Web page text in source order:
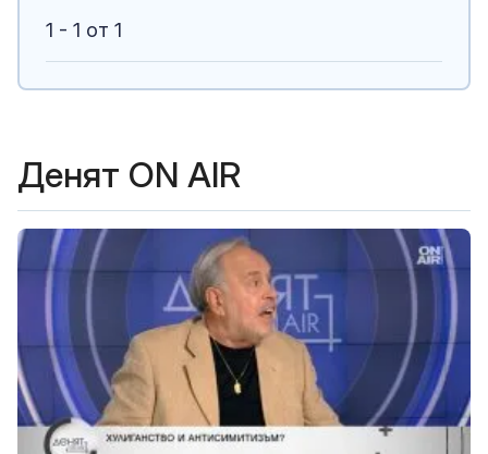
1 - 1 от 1
Денят ON AIR